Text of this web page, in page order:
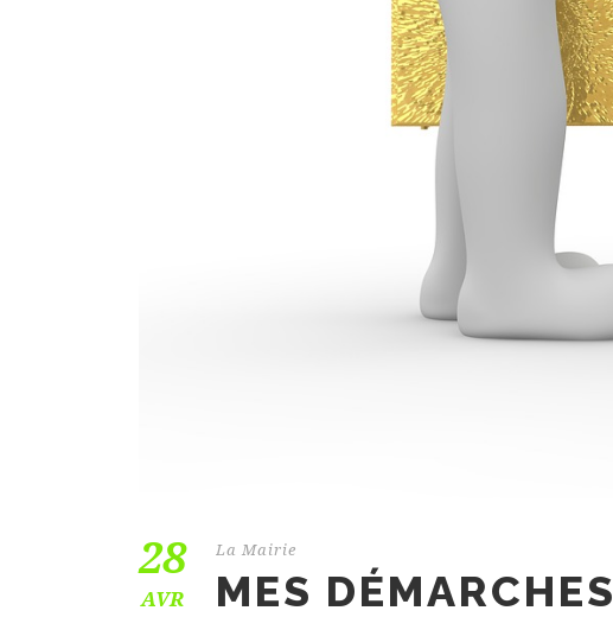
28
AVR
La Mairie
MES DÉMARCHES